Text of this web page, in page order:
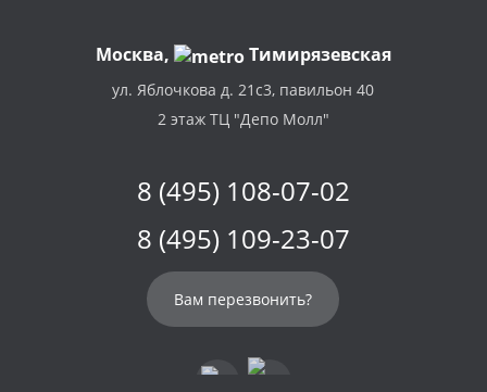
Москва, Тимирязевская
ул. Яблочкова д. 21с3, павильон 40
2 этаж ТЦ "Депо Молл"
8 (495) 108-07-02
8 (495) 109-23-07
Вам перезвонить?